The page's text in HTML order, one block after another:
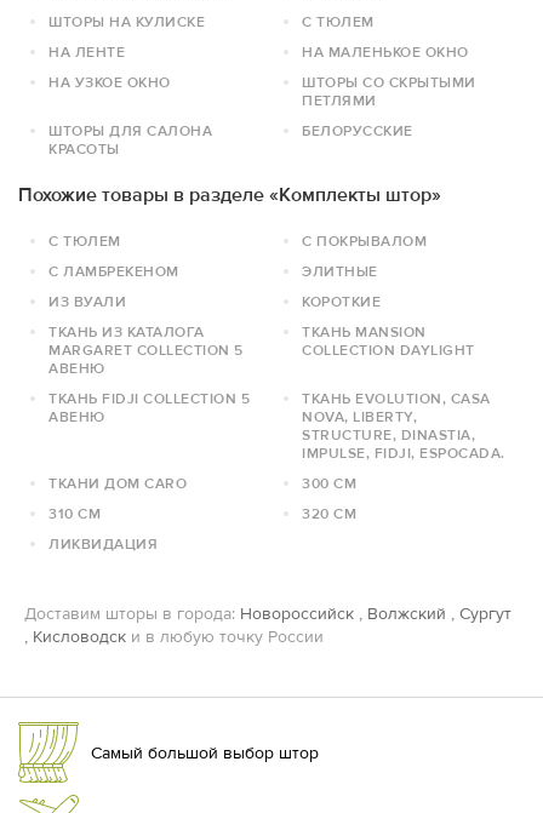
ШТОРЫ НА КУЛИСКЕ
С ТЮЛЕМ
НА ЛЕНТЕ
НА МАЛЕНЬКОЕ ОКНО
НА УЗКОЕ ОКНО
ШТОРЫ СО СКРЫТЫМИ
ПЕТЛЯМИ
ШТОРЫ ДЛЯ САЛОНА
КРАСОТЫ
БЕЛОРУССКИЕ
Похожие товары в разделе «Комплекты штор»
С ТЮЛЕМ
С ПОКРЫВАЛОМ
С ЛАМБРЕКЕНОМ
ЭЛИТНЫЕ
ИЗ ВУАЛИ
КОРОТКИЕ
ТКАНЬ ИЗ КАТАЛОГА
MARGARET COLLECTION 5
АВЕНЮ
ТКАНЬ MANSION
COLLECTION DAYLIGHT
ТКАНЬ FIDJI COLLECTION 5
АВЕНЮ
ТКАНЬ EVOLUTION, CASA
NOVA, LIBERTY,
STRUCTURE, DINASTIA,
IMPULSE, FIDJI, ESPOCADA.
ТКАНИ ДОМ CARO
300 СМ
310 СМ
320 СМ
ЛИКВИДАЦИЯ
Доставим шторы в города: Новороссийск , Волжский , Сургут
, Кисловодск и в любую точку России
Самый большой выбор штор